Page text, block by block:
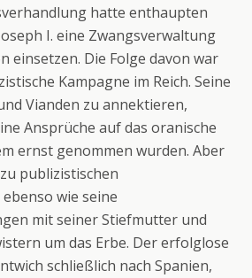
hatte enthaupten
I. eine Zwangsverwaltung
einsetzen. Die Folge davon war
Kampagne im Reich. Seine
Vianden zu annektieren,
Ansprüche auf das oranische
ernst genommen wurden. Aber
publizistischen
wie seine
mit seiner Stiefmutter und
um das Erbe. Der erfolglose
schließlich nach Spanien,